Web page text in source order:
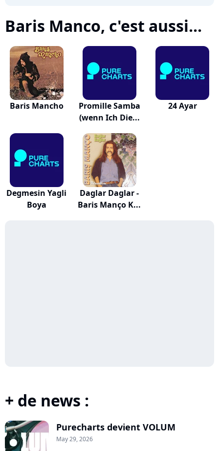
Baris Manco, c'est aussi...
Baris Mancho
Promille Samba
(wenn Ich Die...
24 Ayar
Degmesin Yagli
Boya
Daglar Daglar -
Baris Manço K...
+ de news :
Purecharts devient VOLUM
May 29, 2026